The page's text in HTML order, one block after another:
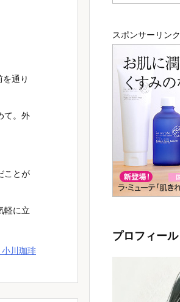
通り
て。外
ことが
軽に立
小川珈琲
スポンサーリンク
プロフィール